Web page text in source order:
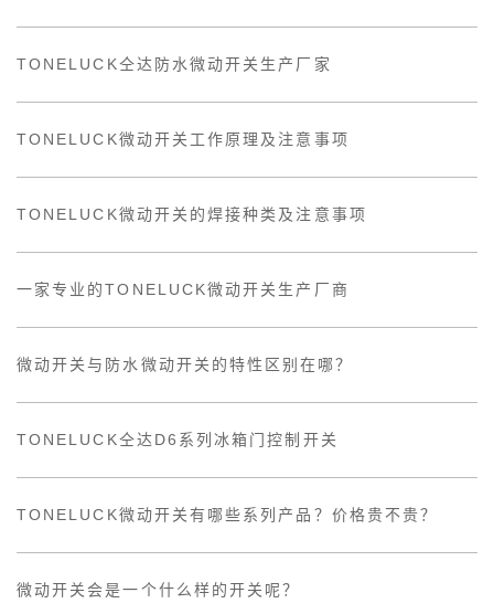
TONELUCK仝达防水微动开关生产厂家
TONELUCK微动开关工作原理及注意事项
TONELUCK微动开关的焊接种类及注意事项
一家专业的TONELUCK微动开关生产厂商
微动开关与防水微动开关的特性区别在哪？
TONELUCK仝达D6系列冰箱门控制开关
TONELUCK微动开关有哪些系列产品？价格贵不贵？
微动开关会是一个什么样的开关呢？